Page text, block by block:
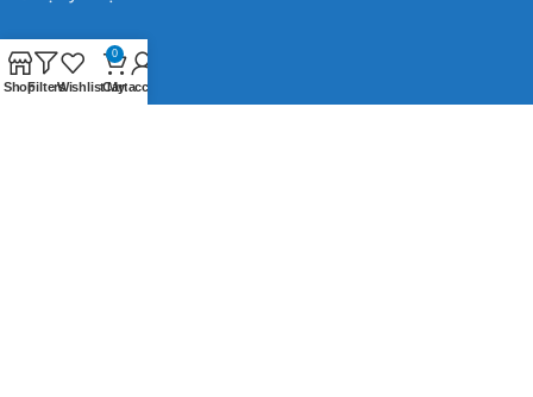
ShopFiltersWishlist
0
Cart
My account